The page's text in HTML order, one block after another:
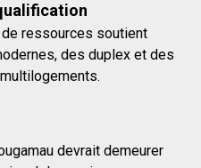
ressources soutient
des duplex et des
devrait demeurer